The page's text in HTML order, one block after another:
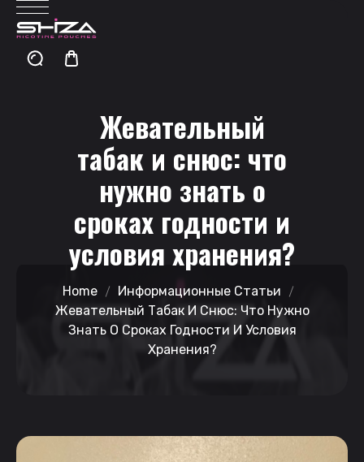
Жевательный
табак и снюс: что
нужно знать о
сроках годности и
условия хранения?
Home
Информационные Статьи
Жевательный Табак И Снюс: Что Нужно
Знать О Сроках Годности И Условия
Хранения?